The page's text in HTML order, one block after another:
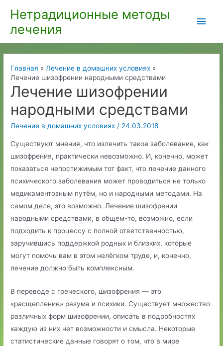
содержимому
Нетрадиционные методы
лечения
Главная
Лечение в домашних условиях
Лечение шизофрении народными средствами
Лечение шизофрении
народными средствами
Лечение в домашних условиях / 24.03.2018
Существуют мнения, что излечить такое заболевание, как
шизофрения, практически невозможно. И, конечно, может
показаться непостижимым тот факт, что лечение данного
психического заболевания может проводиться не только
медикаментозным путём, но и народными методами. На
самом деле, это возможно. Лечение шизофрении
народными средствами, в общем-то, возможно, если
подходить к процессу с полной ответственностью,
заручившись поддержкой родных и близких, которые
могут помочь вам в этом нелёгком труде, и, конечно,
лечение должно быть комплексным.
В переводе с греческого, шизофрения — это
«расщепление» разума и психики. Существует множество
различных форм шизофрении, описать в подробностях
каждую из них нет возможности и смысла. Некоторые
статистические данные говорят о том, что в мире